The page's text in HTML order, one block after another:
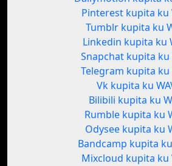
Pinterest kupita ku
Tumblr kupita ku
Linkedin kupita ku
Snapchat kupita ku
Telegram kupita ku
Vk kupita ku
Bilibili kupita ku
Rumble kupita ku
Odysee kupita ku
Bandcamp kupita ku
Mixcloud kupita ku